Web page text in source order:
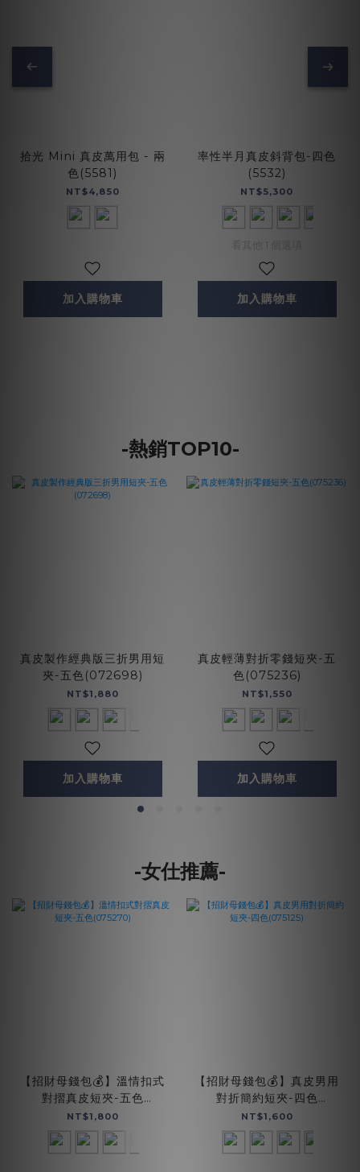
拾光 Mini 真皮萬用包 - 兩
色(5581)
NT$4,850
加入購物車
率性半月真皮斜背包-四色
(5532)
NT$5,300
加入購物車
-熱銷TOP10-
真皮製作經典版三折男用短
夾-五色(072698)
NT$1,880
加入購物車
真皮輕薄對折零錢短夾-五
色(075236)
NT$1,550
加入購物車
-女仕推薦-
【招財母錢包💰】溫情扣式
對摺真皮短夾-五色
(075270)
NT$1,800
【招財母錢包💰】真皮男用
對折簡約短夾-四色
(075125)
NT$1,600